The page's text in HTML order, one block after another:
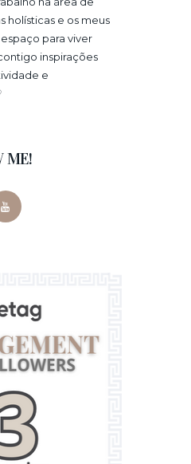
holísticas e os meus
para viver
inspirações
e
ME!